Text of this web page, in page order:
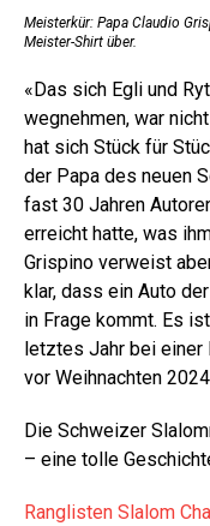
Meisterkür: Papa Claudio
Meister-Shirt über.
«Das sich Egli und
wegnehmen, war
hat sich Stück für
der Papa des neuen
fast 30 Jahren
erreicht hatte, was
Grispino verweist
klar, dass ein Auto
in Frage kommt. Es
letztes Jahr bei einer
vor Weihnachten
Die Schweizer
– eine tolle
Ranglisten Slalom